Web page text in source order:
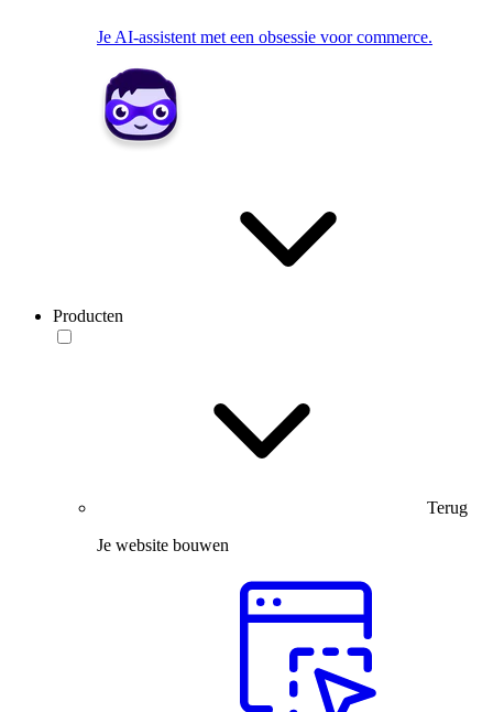
Je AI-assistent met een obsessie voor commerce.
Producten
Terug
Je website bouwen